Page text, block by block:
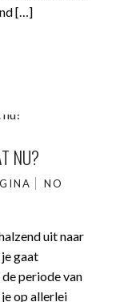
[…]
NU?
NO
uit naar
gaat
periode van
op allerlei